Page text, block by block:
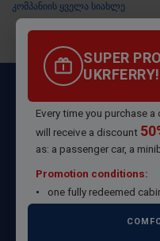
SUPER
UKRFERRY!
Every time you purchase
will receive a discount
as: a passenger car, a
Promotion conditions:
one fully redeemed
ᲙᲝᲛᲞᲐᲜᲘᲘᲡ ᲧᲕᲔᲚᲐ ᲡᲘᲐᲮᲚᲔ
სატვირთო და
საზღვაო
სპექტრი:
ხელმისაწვდომი
შავ ზღვაზე